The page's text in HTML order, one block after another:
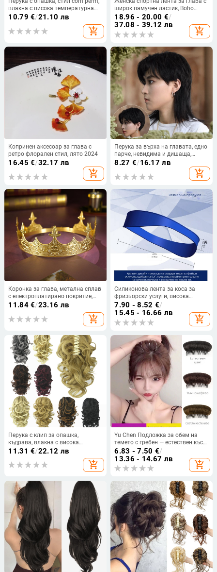
влакна с висока температурна
устойчивост, модел 7030, Bai
10.79 €/21.10 лв
add_shopping_cart
широк памучен ластик, Boho
стил, за йога и бягане, аксесоар
за коса
18.96 - 20.00 €/
37.08 - 39.12 лв
add_shopping_cart
Копринен аксесоар за глава с
ретро флорален стил, лято 2024
16.45 €/32.17 лв
add_shopping_cart
Перука за върха на главата, едно
парче, невидима и дишаща,
права коса, около 5 см,
термоустойчиви влакна, може да
се боядисва, модел 5006
8.27 €/16.17 лв
add_shopping_cart
Коронка за глава, метална сплав
с електроплатирано покритие,
форма: корона, кристали
11.84€/23.16 лв
add_shopping_cart
Силиконова лента за коса за
фризьорски услуги, висока
еластичност, модерен
минималистичен дизайн, шаблон
за оформяне на линията на
врата
7.90 - 8.52 €/
15.45 - 16.66 лв
add_shopping_cart
Перука с клип за опашка,
къдрава, влакна с висока
температура, модел MW062, стил
неподходяща за боядисване с
11.31 €/22.12 лв
add_shopping_cart
Yu Chen Подложка за обем на
темето с гребен — естествен къс
стил перука, термоустойчива
жица
6.83 - 7.50 €/
13.36 - 14.67 лв
add_shopping_cart